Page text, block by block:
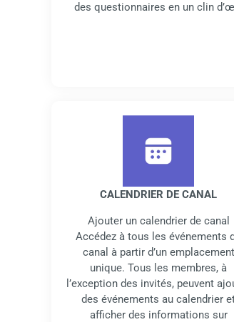
des questionnaires en un clin
CALENDRIER DE CANAL
Ajouter un calendrier de canal
Accédez à tous les événements
canal à partir d’un emplacement
unique. Tous les membres, à
l’exception des invités, peuvent
des événements au calendrier
afficher des informations sur